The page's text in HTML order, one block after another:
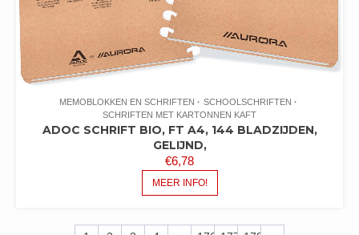
MEMOBLOKKEN EN SCHRIFTEN
SCHOOLSCHRIFTEN
SCHRIFTEN MET KARTONNEN KAFT
ADOC SCHRIFT BIO, FT A4, 144 BLADZIJDEN,
GELIJND,
€6,78
MEER INFO!